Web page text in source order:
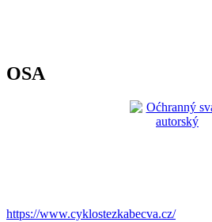
OSA
https://www.cyklostezkabecva.cz/